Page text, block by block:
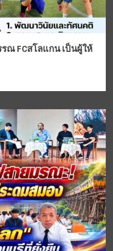
ณ FCสโลแกน เป็นผู้ให้